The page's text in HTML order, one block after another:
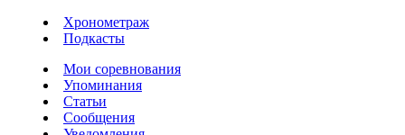
Хронометраж
Подкасты
Мои соревнования
Упоминания
Статьи
Сообщения